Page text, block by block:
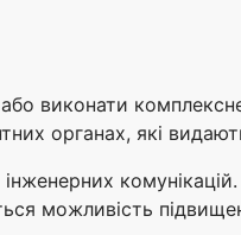
виконати комплексне
органах, які
можливість